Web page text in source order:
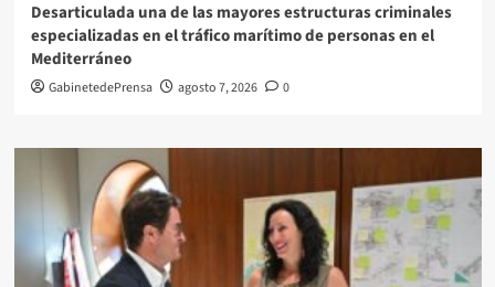
Desarticulada una de las mayores estructuras criminales
especializadas en el tráfico marítimo de personas en el
Mediterráneo
GabinetedePrensa agosto 7, 2026 0